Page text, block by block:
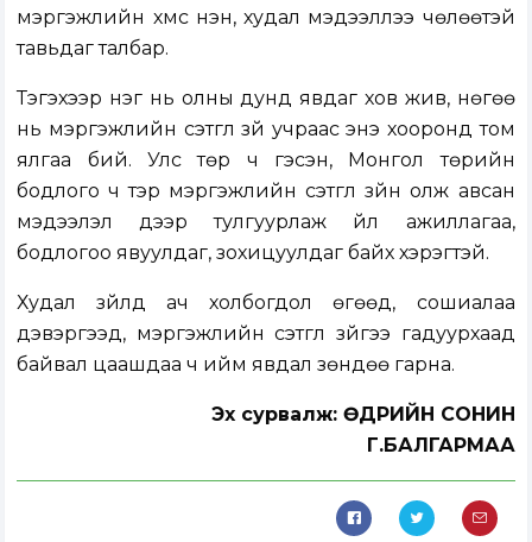
мэргэжлийн хүмүүс үнэн, худал мэдээллээ чөлөөтэй
тавьдаг талбар.
Тэгэхээр нэг нь олны дунд явдаг хов жив, нөгөө
нь мэргэжлийн сэтгүүл зүй учраас энэ хооронд том
ялгаа бий. Улс төр ч гэсэн, Монгол төрийн
бодлого ч тэр мэргэжлийн сэтгүүл зүйн олж авсан
мэдээлэл дээр тулгуурлаж үйл ажиллагаа,
бодлогоо явуулдаг, зохицуулдаг байх хэрэгтэй.
Худал зүйлд ач холбогдол өгөөд, сошиалаа
дэвэргээд, мэргэжлийн сэтгүүл зүйгээ гадуурхаад
байвал цаашдаа ч ийм явдал зөндөө гарна.
Эх сурвалж: ӨДРИЙН СОНИН
Г.БАЛГАРМАА